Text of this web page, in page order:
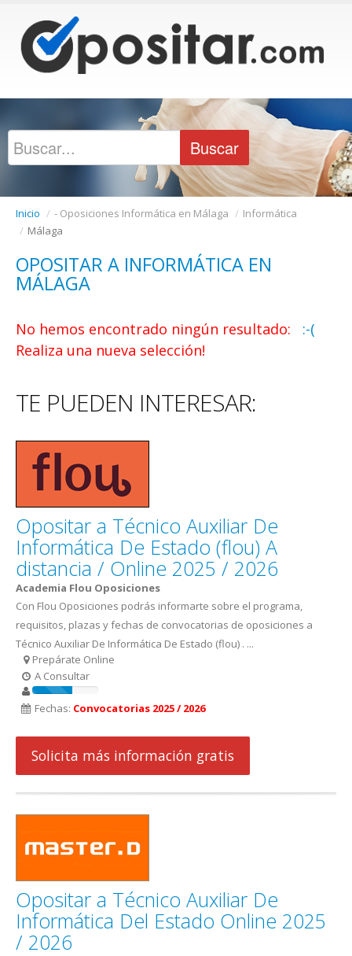
Inicio / - Oposiciones Informática en Málaga / Informática
/ Málaga
OPOSITAR A INFORMÁTICA EN
MÁLAGA
No hemos encontrado ningún resultado: :-(
Realiza una nueva selección!
TE PUEDEN INTERESAR:
Opositar a Técnico Auxiliar De
Informática De Estado (flou) A
distancia / Online 2025 / 2026
Academia Flou Oposiciones
Con Flou Oposiciones podrás informarte sobre el programa,
requisitos, plazas y fechas de convocatorias de oposiciones a
Técnico Auxiliar De Informática De Estado (flou) . ...
Prepárate Online
A Consultar
Fechas: Convocatorias 2025 / 2026
Solicita más información gratis
Opositar a Técnico Auxiliar De
Informática Del Estado Online 2025
/ 2026